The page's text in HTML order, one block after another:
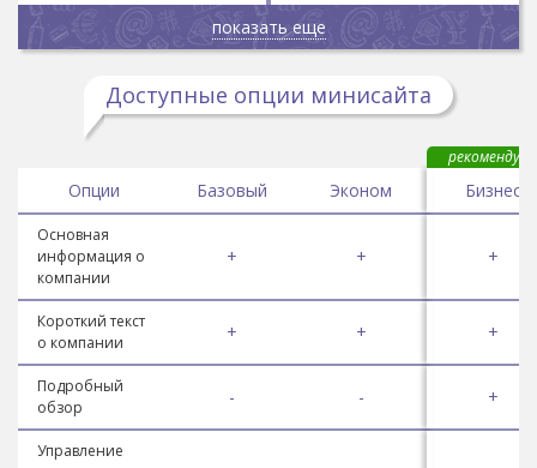
показать еще
Доступные опции минисайта
Опции Базовый Эконом
рекомендуем
Бизнес
Основная
информация о
компании
+ + +
Короткий текст
о компании
+ + +
Подробный
обзор
- - +
Управление